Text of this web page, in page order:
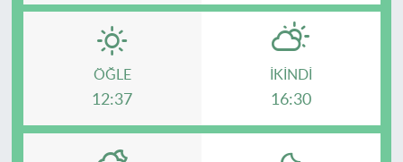
ÖĞLE
12:37
İKINDI
16:30